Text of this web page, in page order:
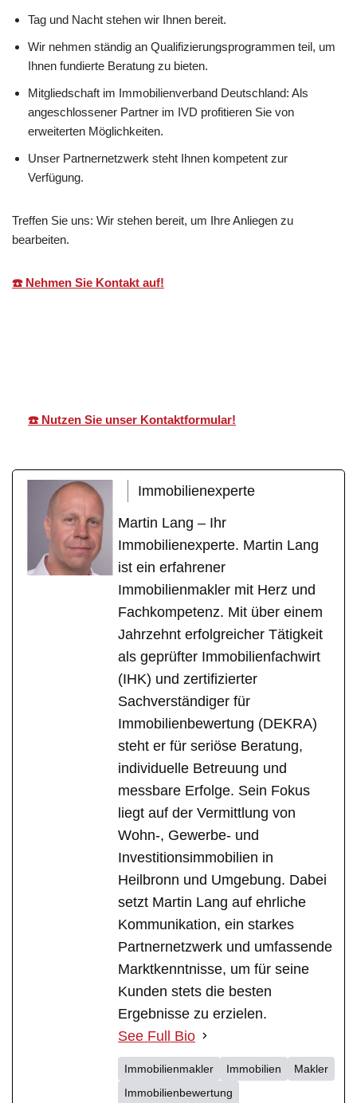
Tag und Nacht stehen wir Ihnen bereit.
Wir nehmen ständig an Qualifizierungsprogrammen teil, um
Ihnen fundierte Beratung zu bieten.
Mitgliedschaft im Immobilienverband Deutschland: Als
angeschlossener Partner im IVD profitieren Sie von
erweiterten Möglichkeiten.
Unser Partnernetzwerk steht Ihnen kompetent zur
Verfügung.
Treffen Sie uns: Wir stehen bereit, um Ihre Anliegen zu
bearbeiten.
☎️ Nehmen Sie Kontakt auf!
☎️ Nutzen Sie unser Kontaktformular!
Immobilienexperte
Martin Lang – Ihr
Immobilienexperte. Martin Lang
ist ein erfahrener
Immobilienmakler mit Herz und
Fachkompetenz. Mit über einem
Jahrzehnt erfolgreicher Tätigkeit
als geprüfter Immobilienfachwirt
(IHK) und zertifizierter
Sachverständiger für
Immobilienbewertung (DEKRA)
steht er für seriöse Beratung,
individuelle Betreuung und
messbare Erfolge. Sein Fokus
liegt auf der Vermittlung von
Wohn-, Gewerbe- und
Investitionsimmobilien in
Heilbronn und Umgebung. Dabei
setzt Martin Lang auf ehrliche
Kommunikation, ein starkes
Partnernetzwerk und umfassende
Marktkenntnisse, um für seine
Kunden stets die besten
Ergebnisse zu erzielen.
See Full Bio
Immobilienmakler Immobilien
Makler
Immobilienbewertung